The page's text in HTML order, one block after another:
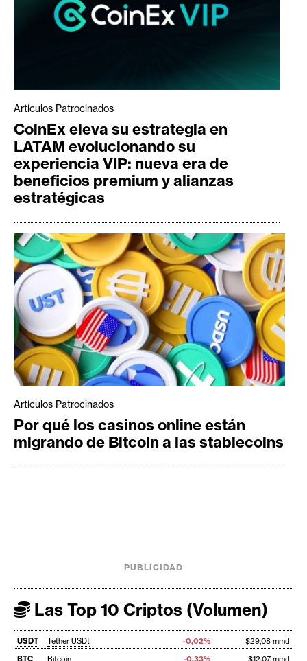
Artículos Patrocinados
CoinEx eleva su estrategia en
LATAM evolucionando su
experiencia VIP: nueva era de
beneficios premium y alianzas
estratégicas
Artículos Patrocinados
Por qué los casinos online están
migrando de Bitcoin a las stablecoins
PUBLICIDAD
Las Top 10 Criptos (Volumen)
USDT Tether USDt -0,02%
$29,08 mmd
BTC
Bitcoin -0,33% $12,07 mmd